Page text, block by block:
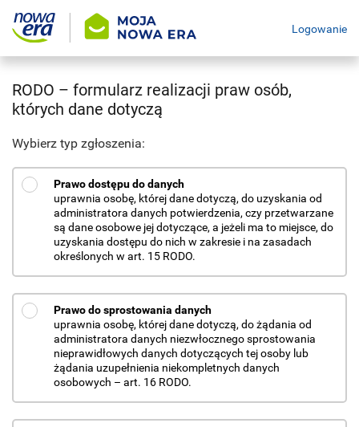
Logowanie
RODO – formularz realizacji praw osób,
których dane dotyczą
Wybierz typ zgłoszenia:
Prawo dostępu do danych
uprawnia osobę, której dane dotyczą, do uzyskania od
administratora danych potwierdzenia, czy przetwarzane
są dane osobowe jej dotyczące, a jeżeli ma to miejsce, do
uzyskania dostępu do nich w zakresie i na zasadach
określonych w art. 15 RODO.
Prawo do sprostowania danych
uprawnia osobę, której dane dotyczą, do żądania od
administratora danych niezwłocznego sprostowania
nieprawidłowych danych dotyczących tej osoby lub
żądania uzupełnienia niekompletnych danych
osobowych – art. 16 RODO.